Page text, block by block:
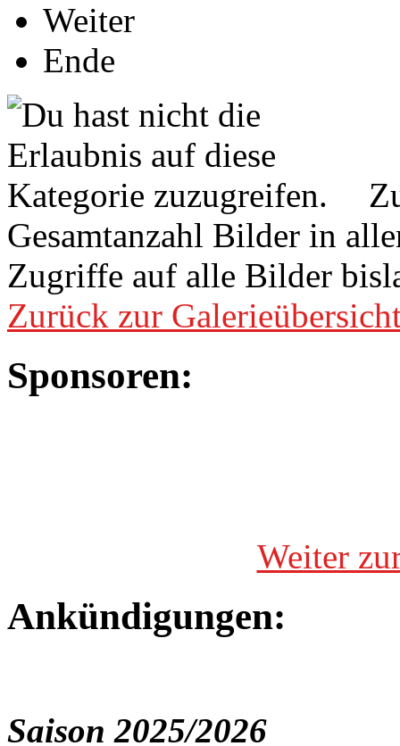
Weiter
Ende
Gesamtanzahl Bilder in
Zugriffe auf alle Bilder
Zurück zur
Sponsoren:
Weiter
Ankündigungen:
Saison 2025/2026